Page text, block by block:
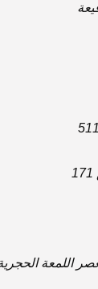
الحجرية : ج‌ 1